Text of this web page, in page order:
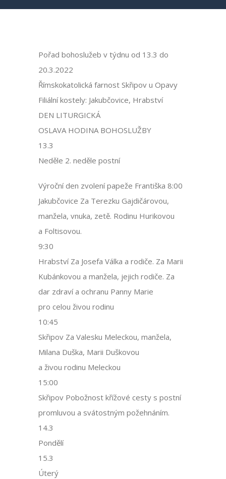
Pořad bohoslužeb v týdnu od 13.3 do
20.3.2022
Římskokatolická farnost Skřipov u Opavy
Filiální kostely: Jakubčovice, Hrabství
DEN LITURGICKÁ
OSLAVA HODINA BOHOSLUŽBY
13.3
Neděle 2. neděle postní
Výroční den zvolení papeže Františka 8:00
Jakubčovice Za Terezku Gajdičárovou,
manžela, vnuka, zetě. Rodinu Hurikovou
a Foltisovou.
9:30
Hrabství Za Josefa Válka a rodiče. Za Marii
Kubánkovou a manžela, jejich rodiče. Za
dar zdraví a ochranu Panny Marie
pro celou živou rodinu
10:45
Skřipov Za Valesku Meleckou, manžela,
Milana Duška, Marii Duškovou
a živou rodinu Meleckou
15:00
Skřipov Pobožnost křížové cesty s postní
promluvou a svátostným požehnáním.
14.3
Pondělí
15.3
Úterý